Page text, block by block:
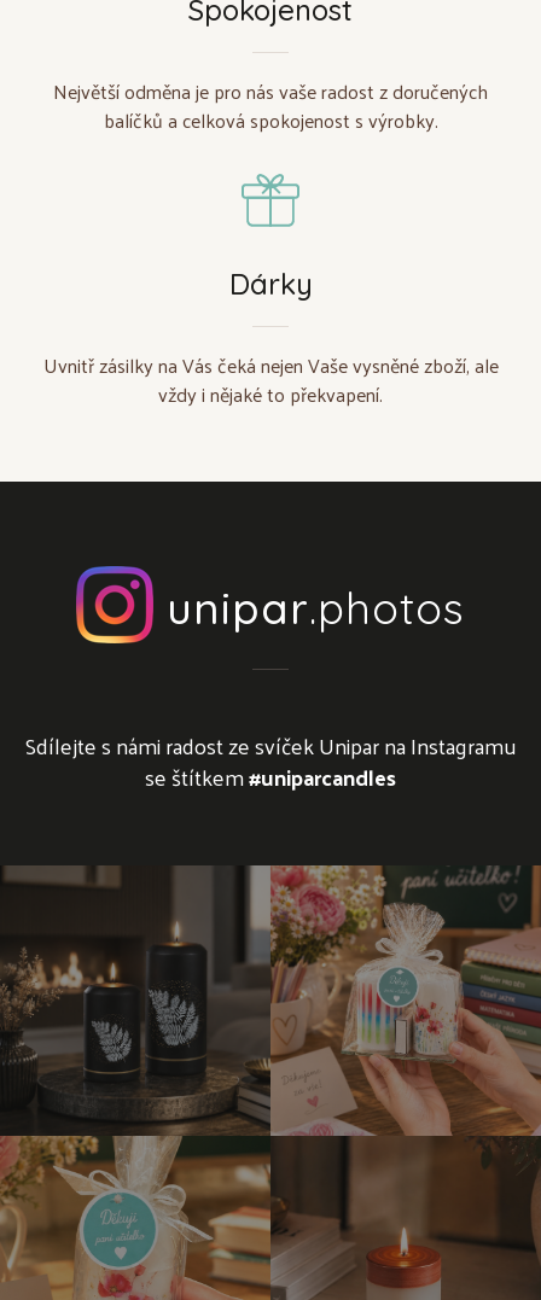
Spokojenost
Největší odměna je pro nás vaše radost z doručených
balíčků a celková spokojenost s výrobky.
Dárky
Uvnitř zásilky na Vás čeká nejen Vaše vysněné zboží, ale
vždy i nějaké to překvapení.
unipar.photos
Sdílejte s námi radost ze svíček Unipar na Instagramu
se štítkem#uniparcandles